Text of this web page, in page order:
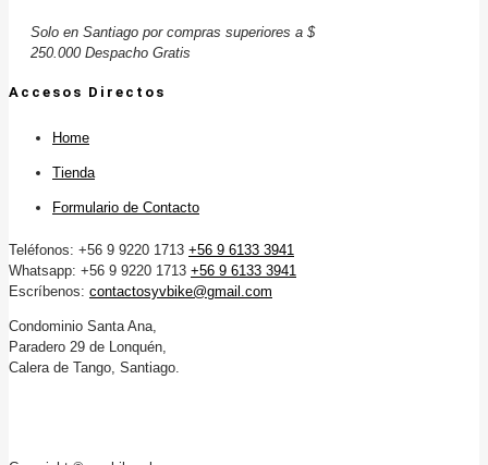
Solo en Santiago por compras superiores a $
250.000 Despacho Gratis
Accesos Directos
Home
Tienda
Formulario de Contacto
Teléfonos: +56 9 9220 1713 +56 9 6133 3941
Whatsapp: +56 9 9220 1713 +56 9 6133 3941
Escríbenos: contactosyvbike@gmail.com
Condominio Santa Ana,
Paradero 29 de Lonquén,
Calera de Tango, Santiago.